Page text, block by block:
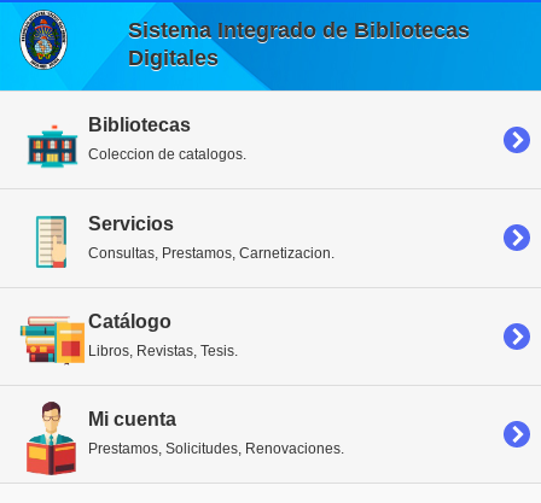
Sistema Integrado de Bibliotecas
Digitales
Bibliotecas
Coleccion de catalogos.
Servicios
Consultas, Prestamos, Carnetizacion.
Catálogo
Libros, Revistas, Tesis.
Mi cuenta
Prestamos, Solicitudes, Renovaciones.